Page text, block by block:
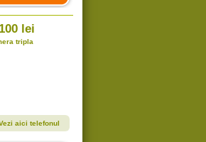
100 lei
tripla
aici telefonul